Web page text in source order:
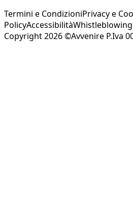
Termini e CondizioniPrivacy e
PolicyAccessibilitàWhistleblowing
Copyright 2026 ©Avvenire P.Iva